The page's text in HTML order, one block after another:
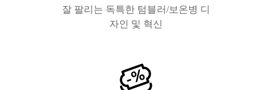
잘 팔리는 독특한 텀블러/보온병 디
자인 및 혁신